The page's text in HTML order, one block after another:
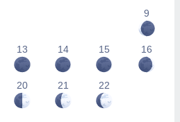
9
13 14 15 16
20 21 22